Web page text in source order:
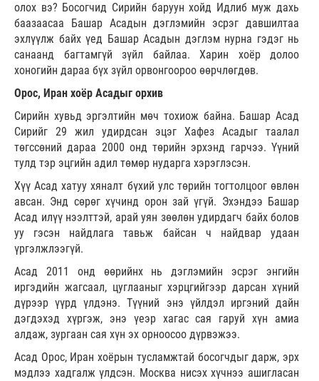
олох вэ? Босогчид Сирийн баруун хойд Идлиб муж дахь
баазаасаа Башар Асадын дэглэмийн эсрэг давшилтаа
эхлүүлж байх үед Башар Асадын дэглэм нурна гэдэг нь
санаанд багтамгүй зүйл байлаа. Харин хоёр долоо
хоногийн дараа бүх зүйл орвонгоороо өөрчлөгдөв.
Орос, Иран хоёр Асадыг орхив
Сирийн хувьд эргэлтийн мөч тохиож байна. Башар Асад
Сирийг 29 жил удирдсан эцэг Хафез Асадыг таалал
төгссөний дараа 2000 онд төрийн эрхэнд гарчээ. Үүний
тулд тэр эцгийн адил төмөр нударга хэрэглэсэн.
Хүү Асад хатуу хяналт бүхий улс төрийн тогтолцоог өвлөн
авсан. Энд сөрөг хүчинд орон зай үгүй. Эхэндээ Башар
Асад илүү нээлттэй, арай уян зөөлөн удирдагч байх болов
уу гэсэн найдлага тавьж байсан ч найдвар удаан
үргэлжлээгүй.
Асад 2011 онд өөрийнх нь дэглэмийн эсрэг энгийн
иргэдийн жагсаал, цуглааныг хэрцгийгээр дарсан хүний
дүрээр үүрд үлдэнэ. Түүний энэ үйлдэл иргэний дайн
дэгдэхэд хүргэж, энэ үеэр хагас сая гаруй хүн амиа
алдаж, зургаан сая хүн эх орноосоо дүрвэжээ.
Асад Орос, Иран хоёрын тусламжтай босогчдыг дарж, эрх
мэдлээ хадгалж үлдсэн. Москва нисэх хүчнээ ашигласан